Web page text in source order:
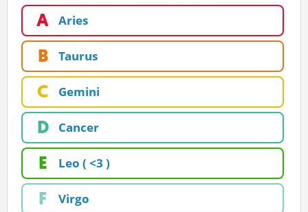
STATUSY
BLOGY
OBRÁZKY
ĽUDIA
MÔJ PROFIL
NASTAVENIA
ROLETA
A Aries
B Taurus
C Gemini
D Cancer
E Leo ( <3 )
F Virgo